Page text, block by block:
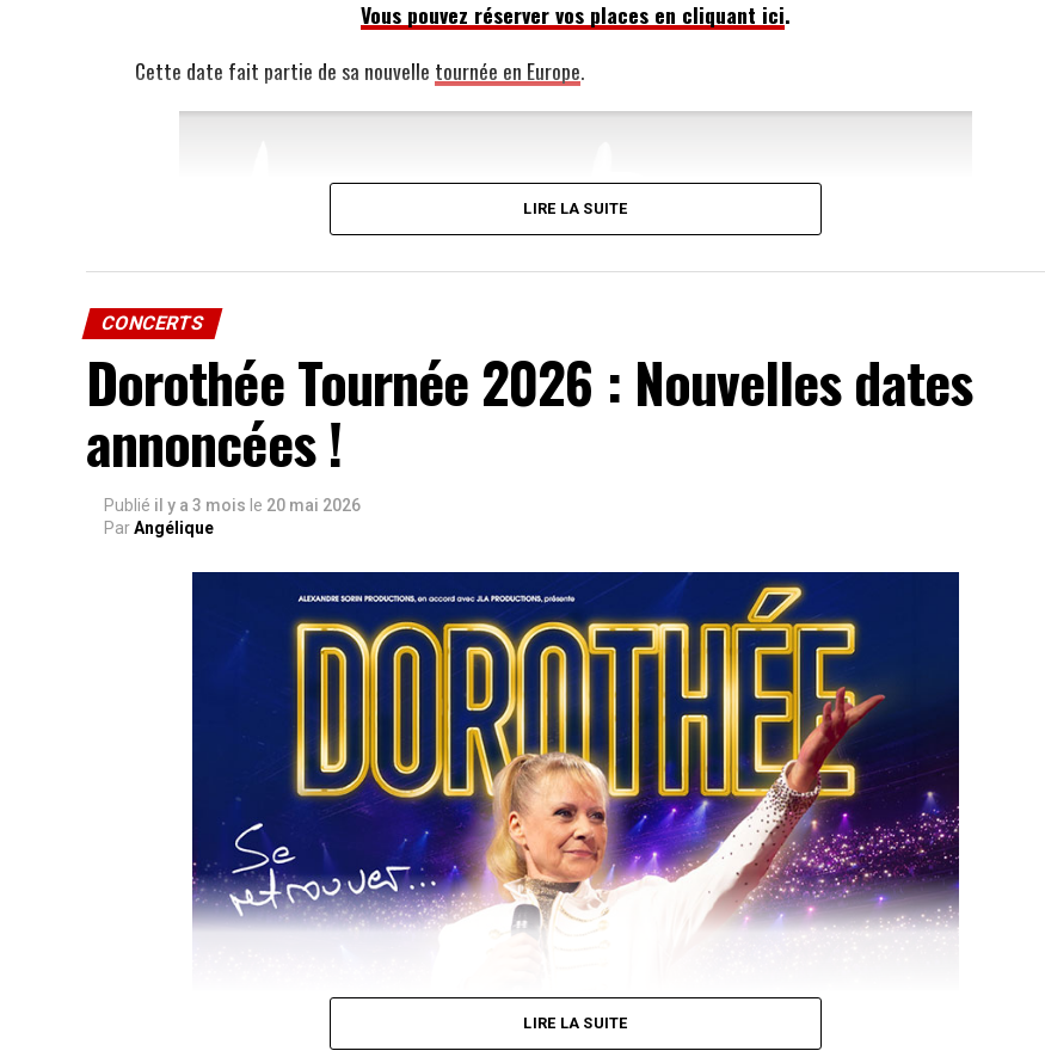
Vous pouvez réserver vos places en cliquant ici.
Cette date fait partie de sa nouvelle tournée en Europe.
LIRE LA SUITE
CONCERTS
Dorothée Tournée 2026 : Nouvelles dates
annoncées !
Publié il y a 3 mois le 20 mai 2026
ParAngélique
LIRE LA SUITE